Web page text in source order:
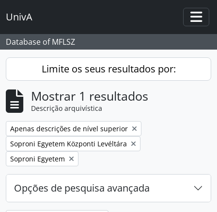
UnivA
Database of MFLSZ
Limite os seus resultados por:
Mostrar 1 resultados
Descrição arquivística
Remover filtro:
Apenas descrições de nível superior
Remover filtro:
Soproni Egyetem Központi Levéltára
Remover filtro:
Soproni Egyetem
Opções de pesquisa avançada